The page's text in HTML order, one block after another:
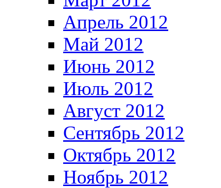
Апрель 2012
Май 2012
Июнь 2012
Июль 2012
Август 2012
Сентябрь 2012
Октябрь 2012
Ноябрь 2012